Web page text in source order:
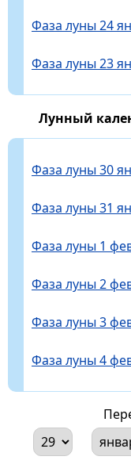
Фаза луны 24
Фаза луны 23
Лунный
Фаза луны 30
Фаза луны 31
Фаза луны 1
Фаза луны 2
Фаза луны 3
Фаза луны 4